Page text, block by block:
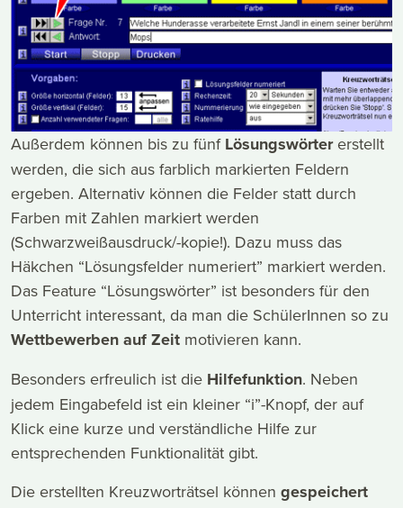
Außerdem können bis zu fünf Lösungswörtererstellt
werden, die sich aus farblich markierten Feldern
ergeben. Alternativ können die Felder statt durch
Farben mit Zahlen markiert werden
(Schwarzweißausdruck/-kopie!). Dazu muss das
Häkchen “Lösungsfelder numeriert” markiert werden.
Das Feature “Lösungswörter” ist besonders für den
Unterricht interessant, da man die SchülerInnen so zu
Wettbewerben auf Zeit motivieren kann.
Besonders erfreulich ist die Hilfefunktion. Neben
jedem Eingabefeld ist ein kleiner “i”-Knopf, der auf
Klick eine kurze und verständliche Hilfe zur
entsprechenden Funktionalität gibt.
Die erstellten Kreuzworträtsel können gespeichert